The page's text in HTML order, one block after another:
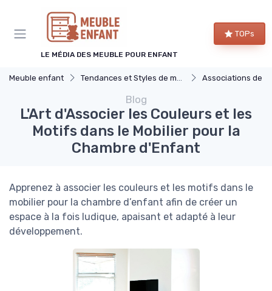
LE MÉDIA DES MEUBLE POUR ENFANT
TOPs
Meuble enfant Tendances et Styles de meuble enfant Associations de Couleurs
Blog
L'Art d'Associer les Couleurs et les
Motifs dans le Mobilier pour la
Chambre d'Enfant
Apprenez à associer les couleurs et les motifs dans le
mobilier pour la chambre d’enfant afin de créer un
espace à la fois ludique, apaisant et adapté à leur
développement.